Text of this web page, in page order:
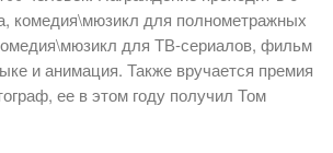
комедия\мюзикл для полнометражных
для ТВ-сериалов, фильм
и анимация. Также вручается премия
ее в этом году получил Том